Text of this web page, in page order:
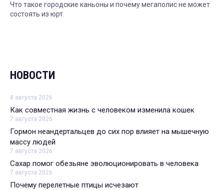
Что такое городские каньоны и почему мегаполис не может
состоять из юрт.
НОВОСТИ
8 августа 2026
Как совместная жизнь с человеком изменила кошек
7 августа 2026
Гормон неандертальцев до сих пор влияет на мышечную
массу людей
7 августа 2026
Сахар помог обезьяне эволюционировать в человека
7 августа 2026
Почему перелетные птицы исчезают